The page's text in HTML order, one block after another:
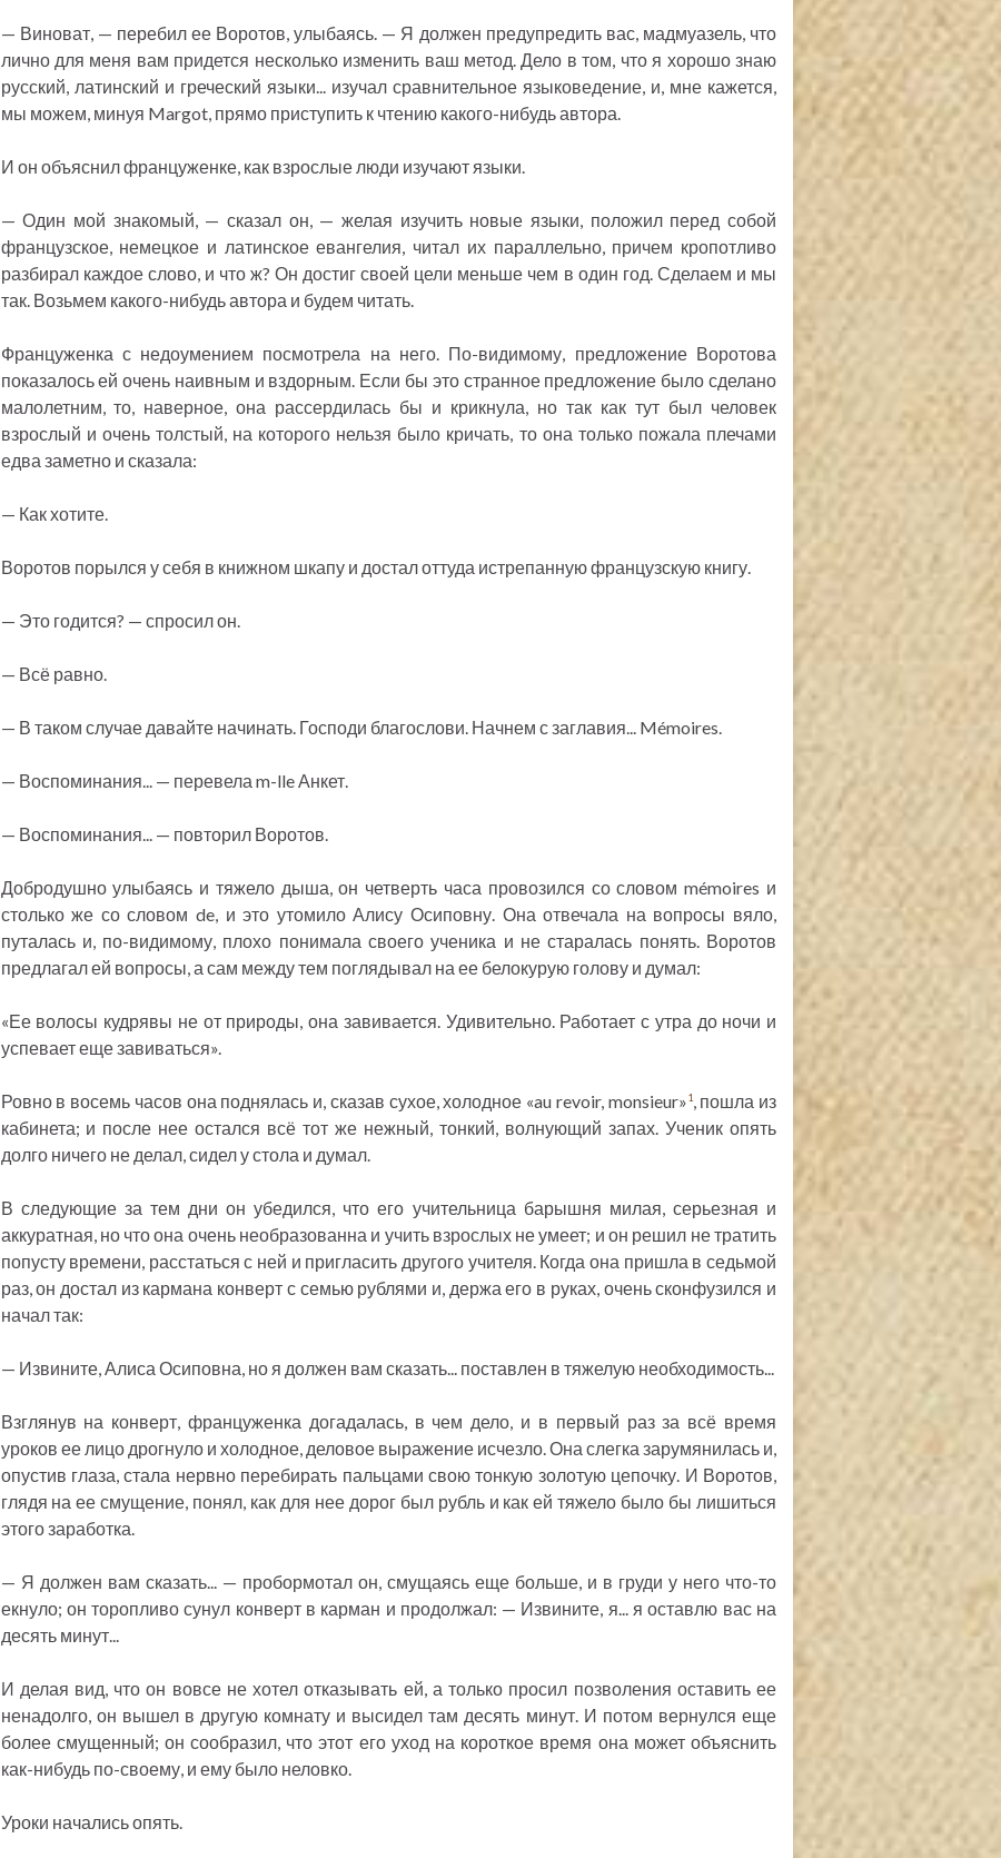
— Виноват, — перебил ее Воротов, улыбаясь. — Я должен предупредить вас, мадмуазель, что
лично для меня вам придется несколько изменить ваш метод. Дело в том, что я хорошо знаю
русский, латинский и греческий языки... изучал сравнительное языковедение, и, мне кажется,
мы можем, минуя Margot, прямо приступить к чтению какого-нибудь автора.
И он объяснил француженке, как взрослые люди изучают языки.
— Один мой знакомый, — сказал он, — желая изучить новые языки, положил перед собой
французское, немецкое и латинское евангелия, читал их параллельно, причем кропотливо
разбирал каждое слово, и что ж? Он достиг своей цели меньше чем в один год. Сделаем и мы
так. Возьмем какого-нибудь автора и будем читать.
Француженка с недоумением посмотрела на него. По-видимому, предложение Воротова
показалось ей очень наивным и вздорным. Если бы это странное предложение было сделано
малолетним, то, наверное, она рассердилась бы и крикнула, но так как тут был человек
взрослый и очень толстый, на которого нельзя было кричать, то она только пожала плечами
едва заметно и сказала:
— Как хотите.
Воротов порылся у себя в книжном шкапу и достал оттуда истрепанную французскую книгу.
— Это годится? — спросил он.
— Всё равно.
— В таком случае давайте начинать. Господи благослови. Начнем с заглавия... Mémoires.
— Воспоминания... — перевела m-lle Анкет.
— Воспоминания... — повторил Воротов.
Добродушно улыбаясь и тяжело дыша, он четверть часа провозился со словом mémoires и
столько же со словом de, и это утомило Алису Осиповну. Она отвечала на вопросы вяло,
путалась и, по-видимому, плохо понимала своего ученика и не старалась понять. Воротов
предлагал ей вопросы, а сам между тем поглядывал на ее белокурую голову и думал:
«Ее волосы кудрявы не от природы, она завивается. Удивительно. Работает с утра до ночи и
успевает еще завиваться».
Ровно в восемь часов она поднялась и, сказав сухое, холодное «au revoir, monsieur»1, пошла из
кабинета; и после нее остался всё тот же нежный, тонкий, волнующий запах. Ученик опять
долго ничего не делал, сидел у стола и думал.
В следующие за тем дни он убедился, что его учительница барышня милая, серьезная и
аккуратная, но что она очень необразованна и учить взрослых не умеет; и он решил не тратить
попусту времени, расстаться с ней и пригласить другого учителя. Когда она пришла в седьмой
раз, он достал из кармана конверт с семью рублями и, держа его в руках, очень сконфузился и
начал так:
— Извините, Алиса Осиповна, но я должен вам сказать... поставлен в тяжелую необходимость...
Взглянув на конверт, француженка догадалась, в чем дело, и в первый раз за всё время
уроков ее лицо дрогнуло и холодное, деловое выражение исчезло. Она слегка зарумянилась и,
опустив глаза, стала нервно перебирать пальцами свою тонкую золотую цепочку. И Воротов,
глядя на ее смущение, понял, как для нее дорог был рубль и как ей тяжело было бы лишиться
этого заработка.
— Я должен вам сказать... — пробормотал он, смущаясь еще больше, и в груди у него что-то
екнуло; он торопливо сунул конверт в карман и продолжал: — Извините, я... я оставлю вас на
десять минут...
И делая вид, что он вовсе не хотел отказывать ей, а только просил позволения оставить ее
ненадолго, он вышел в другую комнату и высидел там десять минут. И потом вернулся еще
более смущенный; он сообразил, что этот его уход на короткое время она может объяснить
как-нибудь по-своему, и ему было неловко.
Уроки начались опять.